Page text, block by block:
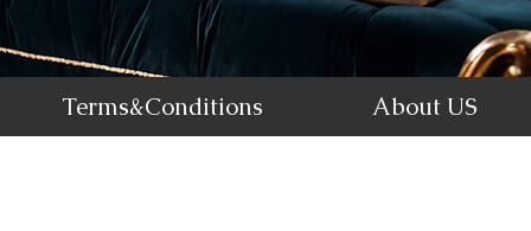
Terms&Conditions About US